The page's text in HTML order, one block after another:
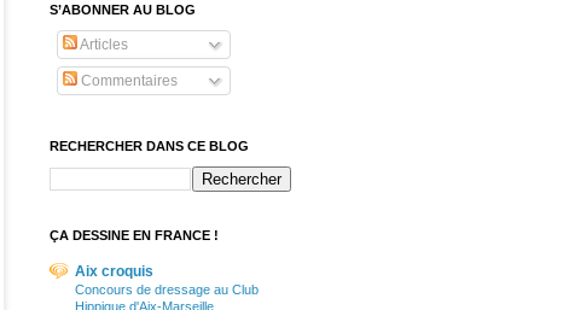
S’ABONNER AU BLOG
Articles
Commentaires
RECHERCHER DANS CE BLOG
ÇA DESSINE EN FRANCE !
Aix croquis
Concours de dressage au Club
Hippique d'Aix-Marseille